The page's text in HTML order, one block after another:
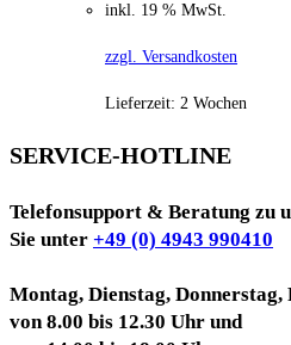
inkl. 19 % MwSt.
zzgl. Versandkosten
Lieferzeit: 2 Wochen
SERVICE-HOTLINE
Telefonsupport & Beratung zu
Sie unter +49 (0) 4943 990410
Montag, Dienstag, Donnerstag,
von 8.00 bis 12.30 Uhr und